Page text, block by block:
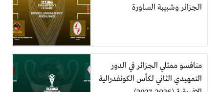
الجزائر وشبيبة الساورة
منافسو ممثلي الجزائر في الدور
التمهيدي الثاني لكأس الكونفدرالية